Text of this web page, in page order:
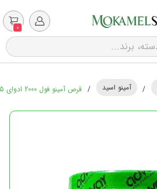
0
/ آمینو اسید / قرص آمینو فول 2000 ادوای 325 عددی